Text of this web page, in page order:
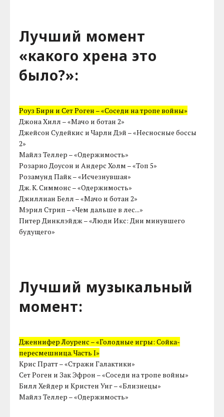
Лучший момент
«какого хрена это
было?»:
Роуз Бирн и Сет Роген – «Соседи на тропе войны»
Джона Хилл – «Мачо и ботан 2»
Джейсон Судейкис и Чарли Дэй – «Несносные боссы
2»
Майлз Теллер – «Одержимость»
Розарио Доусон и Андерс Холм – «Топ 5»
Розамунд Пайк – «Исчезнувшая»
Дж. К. Симмонс – «Одержимость»
Джиллиан Белл – «Мачо и ботан 2»
Мэрил Стрип – «Чем дальше в лес...»
Питер Динклэйдж – «Люди Икс: Дни минувшего
будущего»
Лучший музыкальный
момент:
Дженнифер Лоуренс – «Голодные игры: Сойка-
пересмешница. Часть I»
Крис Пратт – «Стражи Галактики»
Сет Роген и Зак Эфрон – «Соседи на тропе войны»
Билл Хейдер и Кристен Уиг – «Близнецы»
Майлз Теллер – «Одержимость»